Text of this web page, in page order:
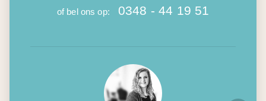
of bel ons op: 0348 - 44 19 51